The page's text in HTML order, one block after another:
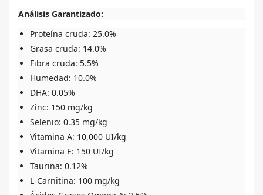
Análisis Garantizado:
Proteína cruda: 25.0%
Grasa cruda: 14.0%
Fibra cruda: 5.5%
Humedad: 10.0%
DHA: 0.05%
Zinc: 150 mg/kg
Selenio: 0.35 mg/kg
Vitamina A: 10,000 UI/kg
Vitamina E: 150 UI/kg
Taurina: 0.12%
L-Carnitina: 100 mg/kg